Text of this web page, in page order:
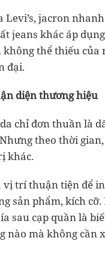
Levi’s, jacron
jeans khác áp
thể thiếu của
đại.
diện thương hiệu
chỉ đơn thuần là
theo thời
khác.
vị trí thuận tiện để
sản phẩm, kích
sau cạp quần là
nào mà không cần